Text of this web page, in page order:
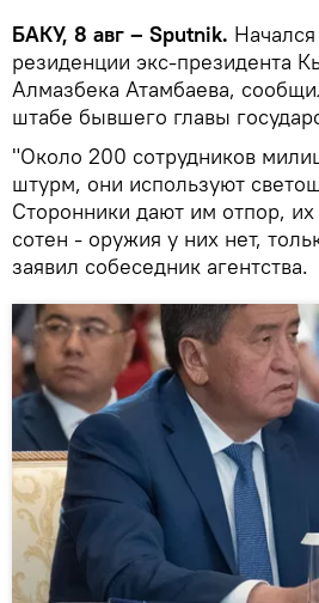
БАКУ, 8 авг – Sputnik.
резиденции экс-президента
Алмазбека Атамбаева,
штабе бывшего главы
"Около 200 сотрудников
штурм, они используют
Сторонники дают им отпор,
сотен - оружия у них нет,
заявил собеседник агентства.